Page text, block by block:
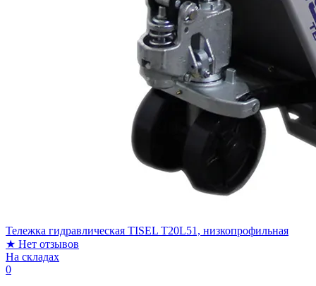
Тележка гидравлическая TISEL T20L51, низкопрофильная
★ Нет отзывов
На складах
0